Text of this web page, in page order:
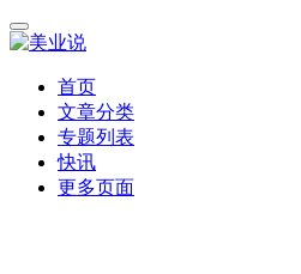
首页
文章分类
专题列表
快讯
更多页面